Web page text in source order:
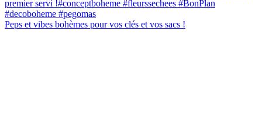
Peps et vibes bohèmes pour vos clés et vos sacs !